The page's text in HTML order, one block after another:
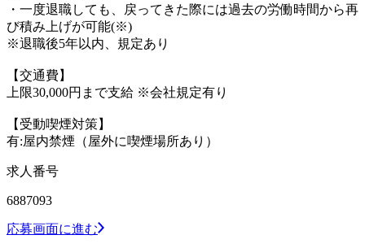
・一度退職しても、戻ってきた際には過去の労働時間から再
び積み上げが可能(※)
※退職後5年以内、規定あり
【交通費】
上限30,000円まで支給 ※会社規定有り
【受動喫煙対策】
有:屋内禁煙（屋外に喫煙場所あり）
求人番号
6887093
応募画面に進む